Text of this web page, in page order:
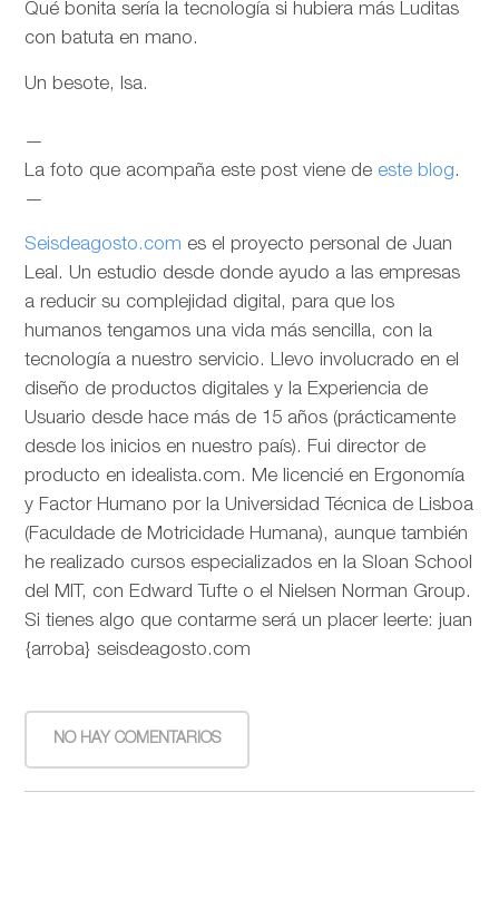
Qué bonita sería la tecnología si hubiera más Luditas
con batuta en mano.
Un besote, Isa.
—
La foto que acompaña este post viene de este blog.
—
Seisdeagosto.com es el proyecto personal de Juan
Leal. Un estudio desde donde ayudo a las empresas
a reducir su complejidad digital, para que los
humanos tengamos una vida más sencilla, con la
tecnología a nuestro servicio. Llevo involucrado en el
diseño de productos digitales y la Experiencia de
Usuario desde hace más de 15 años (prácticamente
desde los inicios en nuestro país). Fui director de
producto en idealista.com. Me licencié en Ergonomía
y Factor Humano por la Universidad Técnica de Lisboa
(Faculdade de Motricidade Humana), aunque también
he realizado cursos especializados en la Sloan School
del MIT, con Edward Tufte o el Nielsen Norman Group.
Si tienes algo que contarme será un placer leerte: juan
{arroba} seisdeagosto.com
NO HAY COMENTARIOS